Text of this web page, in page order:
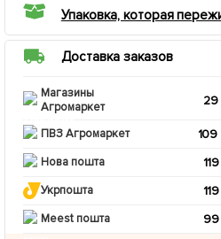
Упаковка, которая
Доставка заказов
Магазины
Агромаркет
29
ПВЗ Агромаркет 109
Нова пошта
Укрпошта
Meest пошта 99